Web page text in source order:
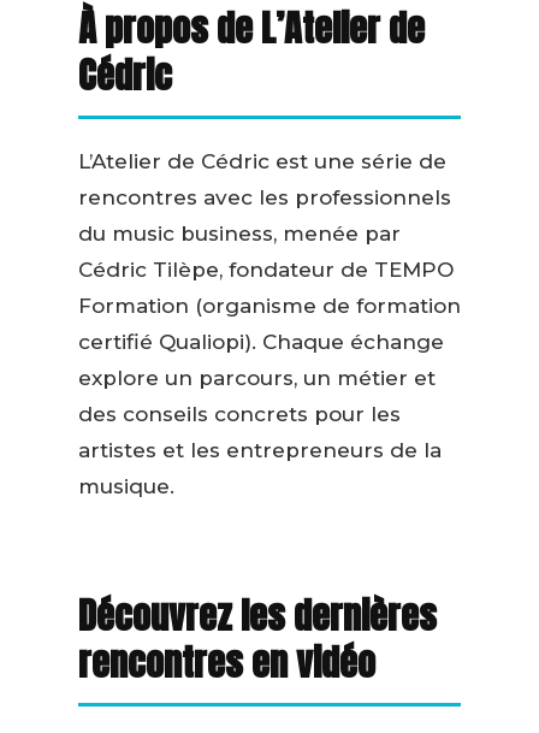
À propos de L’Atelier de
Cédric
L’Atelier de Cédric est une série de
rencontres avec les professionnels
du music business, menée par
Cédric Tilèpe, fondateur de TEMPO
Formation (organisme de formation
certifié Qualiopi). Chaque échange
explore un parcours, un métier et
des conseils concrets pour les
artistes et les entrepreneurs de la
musique.
Découvrez les dernières
rencontres en vidéo